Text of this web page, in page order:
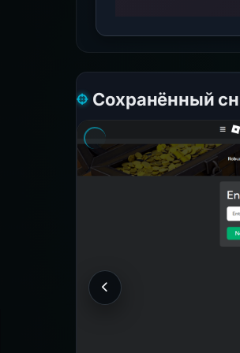
Сохранённый